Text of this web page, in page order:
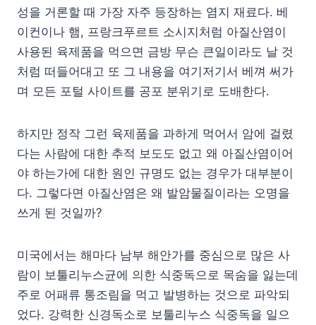
성을 거론할 때 가장 자주 등장하는 염지 재료다. 베
이컨이나 햄, 프랑크푸르트 소시지처럼 아질산염이
사용된 육제품을 먹으면 금방 무슨 큰일이라도 날 것
처럼 떠들어대고 또 그 내용을 여기저기서 베껴 써가
며 모든 포털 사이트를 공포 분위기로 도배한다.
하지만 정작 그런 육제품을 과하게 먹어서 암에 걸렸
다는 사람에 대한 추적 보도도 없고 왜 아질산염이어
야 하는가에 대한 원인 규명도 없는 경우가 대부분이
다. 그렇다면 아질산염은 왜 발암물질이라는 오명을
쓰게 된 것일까?
미국에서는 해마다 남부 해안가를 중심으로 많은 사
람이 보툴리누스균에 의한 식중독으로 목숨을 잃는데
주로 어패류 통조림을 먹고 발병하는 것으로 파악되
었다. 강력한 신경독소로 보툴리누스 식중독을 일으